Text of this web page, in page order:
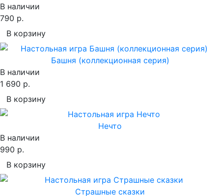
В наличии
790 р.
В корзину
Башня (коллекционная серия)
В наличии
1 690 р.
В корзину
Нечто
В наличии
990 р.
В корзину
Страшные сказки